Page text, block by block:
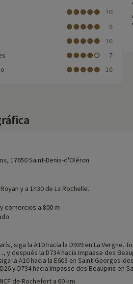
10
9
10
7
10
17650 Saint-Denis-d'Oléron
y a 1h30 de La Rochelle.
comercios a 800 m
siga la A10 hacia la D939 en La Vergne.
y después la D734 hacia Impasse des
la A10 hacia la E603 en Saint-Georges-
y D734 hacia Impasse des Beaupins en
de Rochefort a 60 km